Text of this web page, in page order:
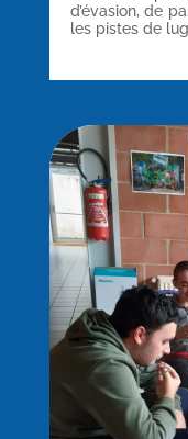
d’évasion, de
les pistes de